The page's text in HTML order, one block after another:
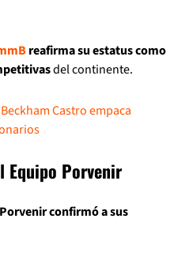
reafirma su estatus como
del continente.
Castro empaca
Equipo Porvenir
confirmó a sus